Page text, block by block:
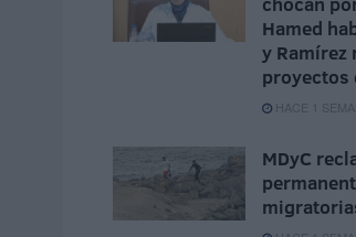
Hamed
y Ramírez
proyectos
HACE 1
MDyC